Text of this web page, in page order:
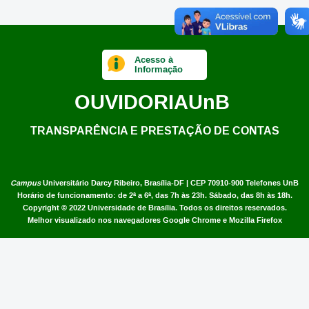
CampusUniversitário Darcy Ribeiro, Brasília-DF | CEP 70910-900 Telefones UnB
Horário de funcionamento: de 2ª a 6ª, das 7h às 23h. Sábado, das 8h às 18h.
Copyright © 2022 Universidade de Brasília. Todos os direitos reservados.
Melhor visualizado nos navegadores Google Chrome e Mozilla Firefox
Acesso à
Informação
OUVIDORIAUnB
TRANSPARÊNCIA E PRESTAÇÃO DE CONTAS